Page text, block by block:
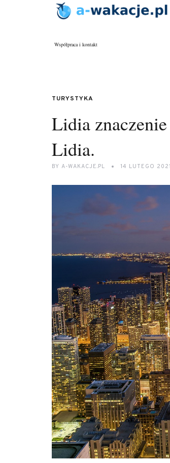
Współpraca i kontakt
TURYSTYKA
Lidia
Lidia.
BY A-WAKACJE.PL 14 LUTEGO 2021